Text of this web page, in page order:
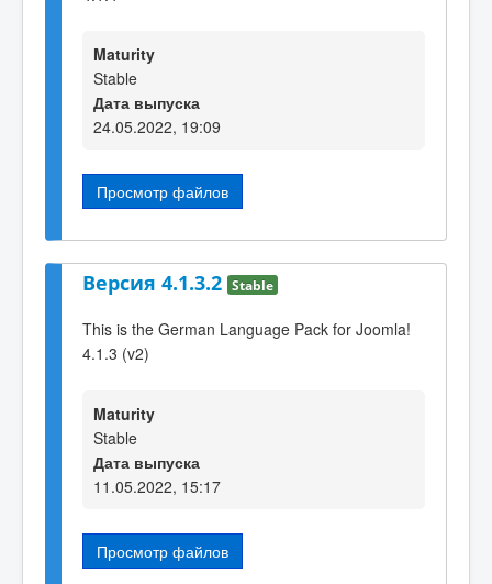
Maturity
Stable
Дата выпуска
24.05.2022, 19:09
Просмотр файлов
Версия 4.1.3.2 Stable
This is the German Language Pack for Joomla!
4.1.3 (v2)
Maturity
Stable
Дата выпуска
11.05.2022, 15:17
Просмотр файлов